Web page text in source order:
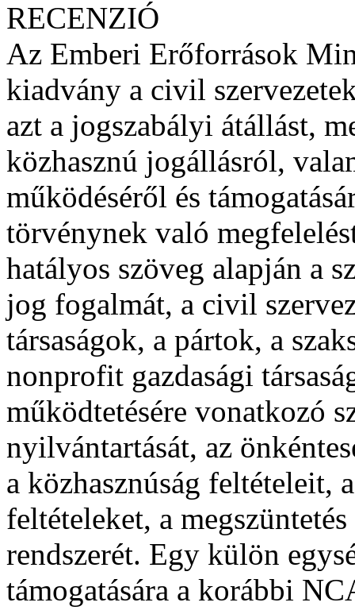
RECENZIÓ
Az Emberi Erőforrások
kiadvány a civil
azt a jogszabályi átállást,
közhasznú jogállásról,
működéséről és
törvénynek való
hatályos szöveg alapján a
jog fogalmát, a civil
társaságok, a pártok, a
nonprofit gazdasági
működtetésére vonatkozó
nyilvántartását, az
a közhasznúság feltételeit,
feltételeket, a
rendszerét. Egy külön
támogatására a korábbi